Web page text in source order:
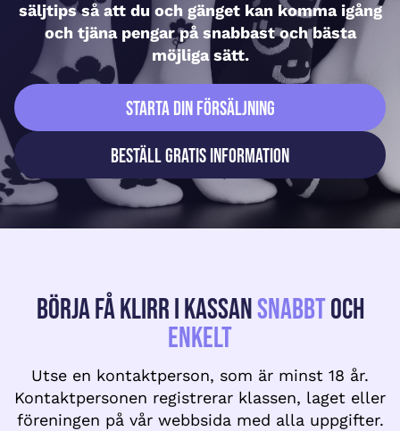
säljtips så att du och gänget kan komma igång
och tjäna pengar på snabbast och bästa
möjliga sätt.
Starta din försäljning
Beställ gratis information
Börja få klirr i kassansnabbtoch
enkelt
Utse en kontaktperson, som är minst 18 år.
Kontaktpersonen registrerar klassen, laget eller
föreningen på vår webbsida med alla uppgifter.